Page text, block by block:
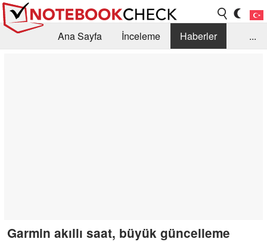
Ana Sayfa İnceleme
Haberler
...
Garmin akıllı saat, büyük güncelleme